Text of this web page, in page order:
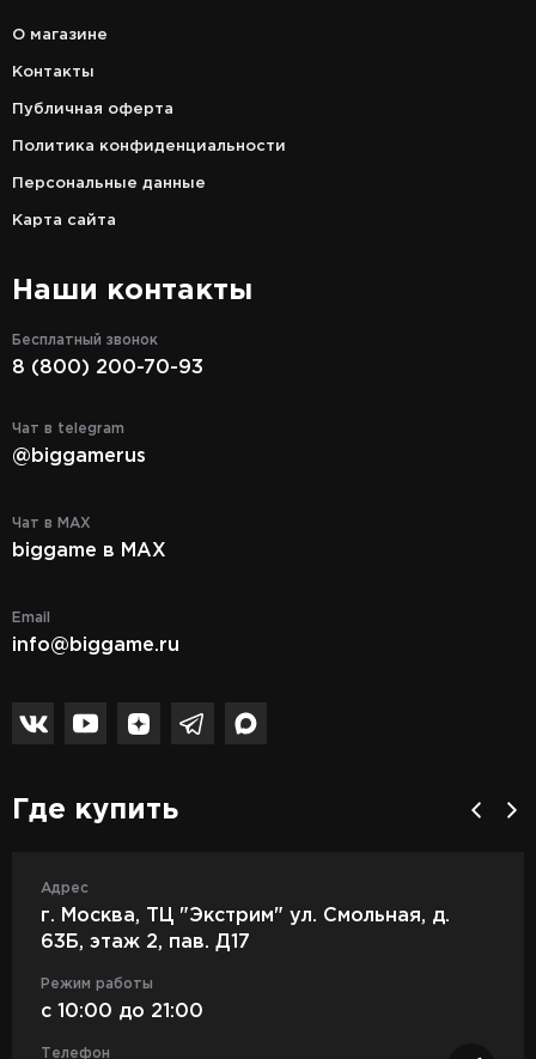
О магазине
Контакты
Публичная оферта
Политика конфиденциальности
Персональные данные
Карта сайта
Наши контакты
Бесплатный звонок
8 (800) 200-70-93
Чат в telegram
@biggamerus
Чат в MAX
biggame в MAX
Email
info@biggame.ru
Где купить
Адрес
г. Москва, ТЦ "Экстрим" ул. Смольная, д.
63Б, этаж 2, пав. Д17
Режим работы
c 10:00 до 21:00
Телефон